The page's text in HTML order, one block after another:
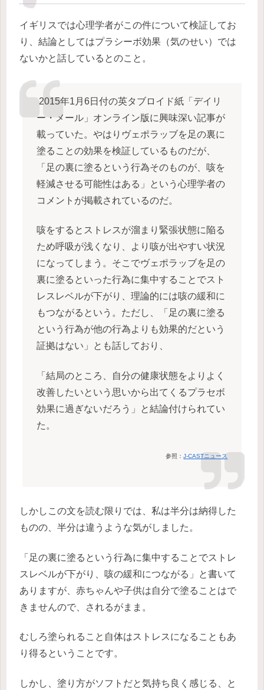
イギリスでは心理学者がこの件について検証してお
り、結論としてはプラシーボ効果（気のせい）では
ないかと話しているとのこと。
2015年1月6日付の英タブロイド紙「デイリ
ー・メール」オンライン版に興味深い記事が
載っていた。やはりヴェポラッブを足の裏に
塗ることの効果を検証しているものだが、
「足の裏に塗るという行為そのものが、咳を
軽減させる可能性はある」という心理学者の
コメントが掲載されているのだ。
咳をするとストレスが溜まり緊張状態に陥る
ため呼吸が浅くなり、より咳が出やすい状況
になってしまう。そこでヴェポラッブを足の
裏に塗るといった行為に集中することでスト
レスレベルが下がり、理論的には咳の緩和に
もつながるという。ただし、「足の裏に塗る
という行為が他の行為よりも効果的だという
証拠はない」とも話しており、
「結局のところ、自分の健康状態をよりよく
改善したいという思いから出てくるプラセボ
効果に過ぎないだろう」と結論付けられてい
た。
参照：J-CASTニュース
しかしこの文を読む限りでは、私は半分は納得した
ものの、半分は違うような気がしました。
「足の裏に塗るという行為に集中することでストレ
スレベルが下がり、咳の緩和につながる」と書いて
ありますが、赤ちゃんや子供は自分で塗ることはで
きませんので、されるがまま。
むしろ塗られること自体はストレスになることもあ
り得るということです。
しかし、塗り方がソフトだと気持ち良く感じる、と